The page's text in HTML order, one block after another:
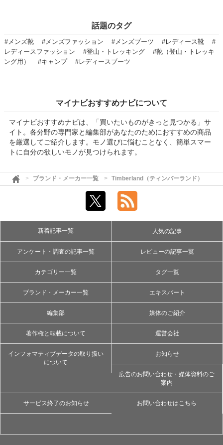
話題のタグ
#メンズ靴 #メンズファッション #メンズブーツ #レディース靴
#
レディースファッション
#登山・トレッキング
#靴（登山・トレッキ
ング用）
#キャンプ #レディースブーツ
マイナビおすすめナビについて
マイナビおすすめナビは、「買いたいものがきっと見つかる」サ
イト。各分野の専門家と編集部があなたのためにおすすめの商品
を厳選してご紹介します。モノ選びに悩むことなく、簡単スマー
トに自分の欲しいモノが見つけられます。
ブランド・メーカー一覧 Timberland（ティンバーランド）
新着記事一覧 人気の記事
アンケート・調査の記事一覧 レビューの記事一覧
カテゴリー一覧 タグ一覧
ブランド・メーカー一覧 エキスパート
編集部 媒体のご紹介
著作権と転載について 運営会社
インフォマティブデータの取り扱い
について
お知らせ
広告のお問い合わせ・媒体資料のご
案内
サービス終了のお知らせ お問い合わせはこちら